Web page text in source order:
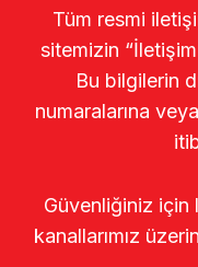
Tüm resmi
sitemizin
Bu bilgilerin
numaralarına
Güvenliğiniz için
kanallarımız